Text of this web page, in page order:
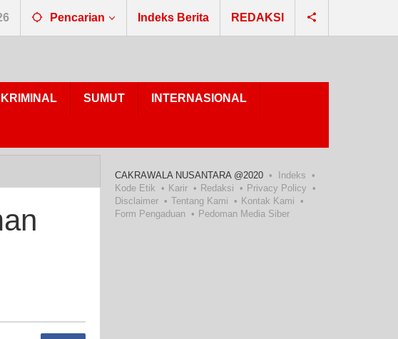
Pencarian Indeks Berita REDAKSI
SUMUT INTERNASIONAL
CAKRAWALA NUSANTARA @2020
Indeks
Kode Etik
Karir Redaksi
Privacy Policy
Disclaimer
Tentang Kami
Kontak Kami
Form Pengaduan
Pedoman Media Siber